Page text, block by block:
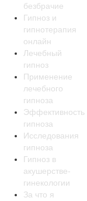
безбрачие
Гипноз и
гипнотерапия
онлайн
Лечебный
гипноз
Применение
лечебного
гипноза
Эффективность
гипноза
Исследования
гипноза
Гипноз в
акушерстве-
гинекологии
За что я